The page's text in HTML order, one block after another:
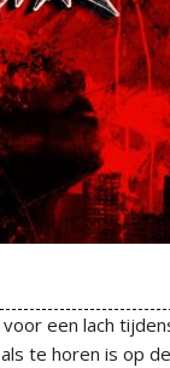
een lach
te horen is op